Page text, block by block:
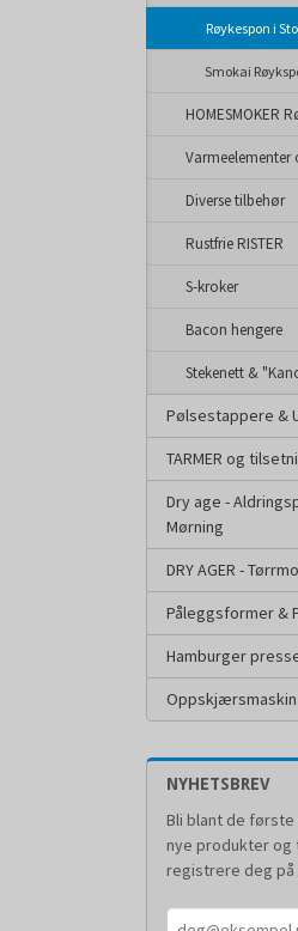
Røykespon i
Smokai
HOMESMOKER
Diverse tilbehør
Rustfrie RISTER
S-kroker
Bacon hengere
Stekenett &
Pølsestappere &
TARMER og
Dry age -
Mørning
DRY AGER -
Påleggsformer &
Hamburger
Oppskjærsmaskin
NYHETSBREV
Bli blant de
nye produkter og
registrere deg